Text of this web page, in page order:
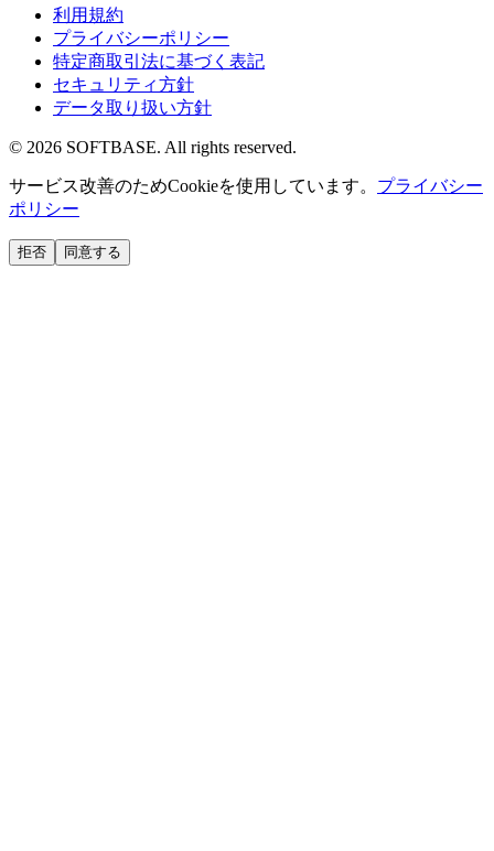
利用規約
プライバシーポリシー
特定商取引法に基づく表記
セキュリティ方針
データ取り扱い方針
© 2026 SOFTBASE. All rights reserved.
サービス改善のためCookieを使用しています。 プライバシー
ポリシー
拒否 同意する